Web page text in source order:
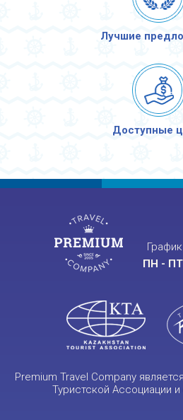
Лучшие
Доступные
ПН - ПТ
Premium Travel Company
Туристской Ассоциации